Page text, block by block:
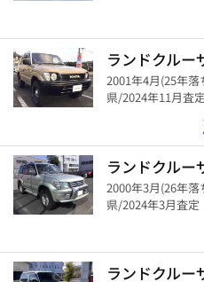
ランドクル
2001年4月(25年
県/2024年11月査定
ランドクル
2000年3月(26年
県/2024年3月査定
ランドクル